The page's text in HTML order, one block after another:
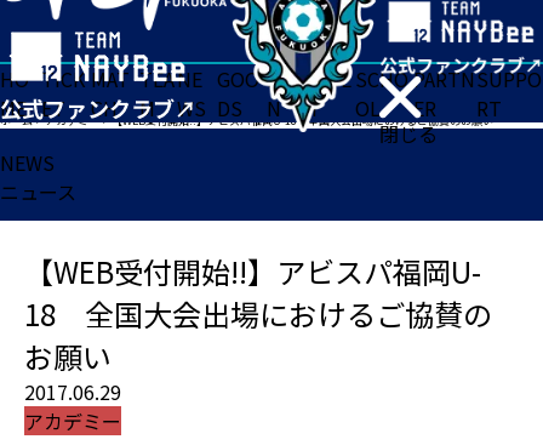
閉じる
HO
ME
TICK
ET
MAT
CH
TEA
M
NE
WS
GOO
DS
FA
N
ACADE
MY
SCHO
OL
PARTN
ER
SUPPO
RT
ホーム>アカデミー>【WEB受付開始!!】アビスパ福岡U-18 全国大会出場におけるご協賛のお願い
NEWS
ニュース
【WEB受付開始!!】アビスパ福岡U-
18 全国大会出場におけるご協賛の
お願い
2017.06.29
アカデミー